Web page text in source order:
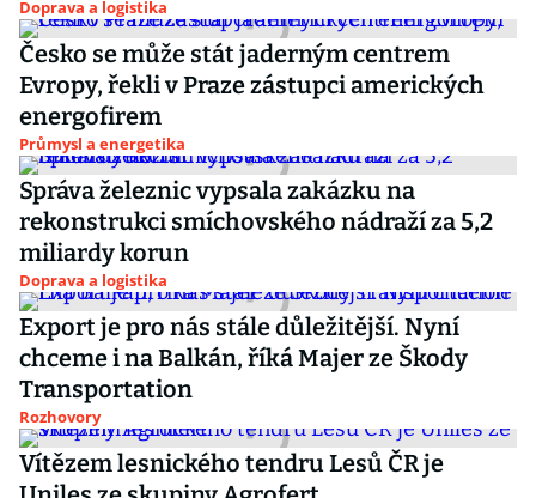
Doprava a logistika
Česko se může stát jaderným centrem
Evropy, řekli v Praze zástupci amerických
energofirem
Průmysl a energetika
Správa železnic vypsala zakázku na
rekonstrukci smíchovského nádraží za 5,2
miliardy korun
Doprava a logistika
Export je pro nás stále důležitější. Nyní
chceme i na Balkán, říká Majer ze Škody
Transportation
Rozhovory
Vítězem lesnického tendru Lesů ČR je